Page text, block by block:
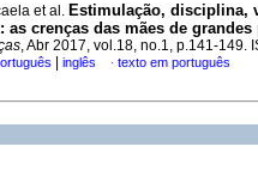
et al. Estimulação, disciplina,
: as crenças das mães de
, Abr 2017, vol.18, no.1, p.141-149.
inglês · texto em português